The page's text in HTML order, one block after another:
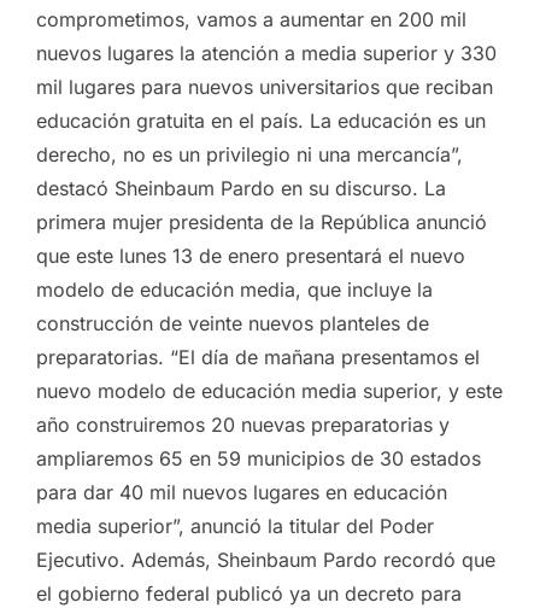
comprometimos, vamos a aumentar en 200 mil
nuevos lugares la atención a media superior y 330
mil lugares para nuevos universitarios que reciban
educación gratuita en el país. La educación es un
derecho, no es un privilegio ni una mercancía”,
destacó Sheinbaum Pardo en su discurso. La
primera mujer presidenta de la República anunció
que este lunes 13 de enero presentará el nuevo
modelo de educación media, que incluye la
construcción de veinte nuevos planteles de
preparatorias. “El día de mañana presentamos el
nuevo modelo de educación media superior, y este
año construiremos 20 nuevas preparatorias y
ampliaremos 65 en 59 municipios de 30 estados
para dar 40 mil nuevos lugares en educación
media superior”, anunció la titular del Poder
Ejecutivo. Además, Sheinbaum Pardo recordó que
el gobierno federal publicó ya un decreto para